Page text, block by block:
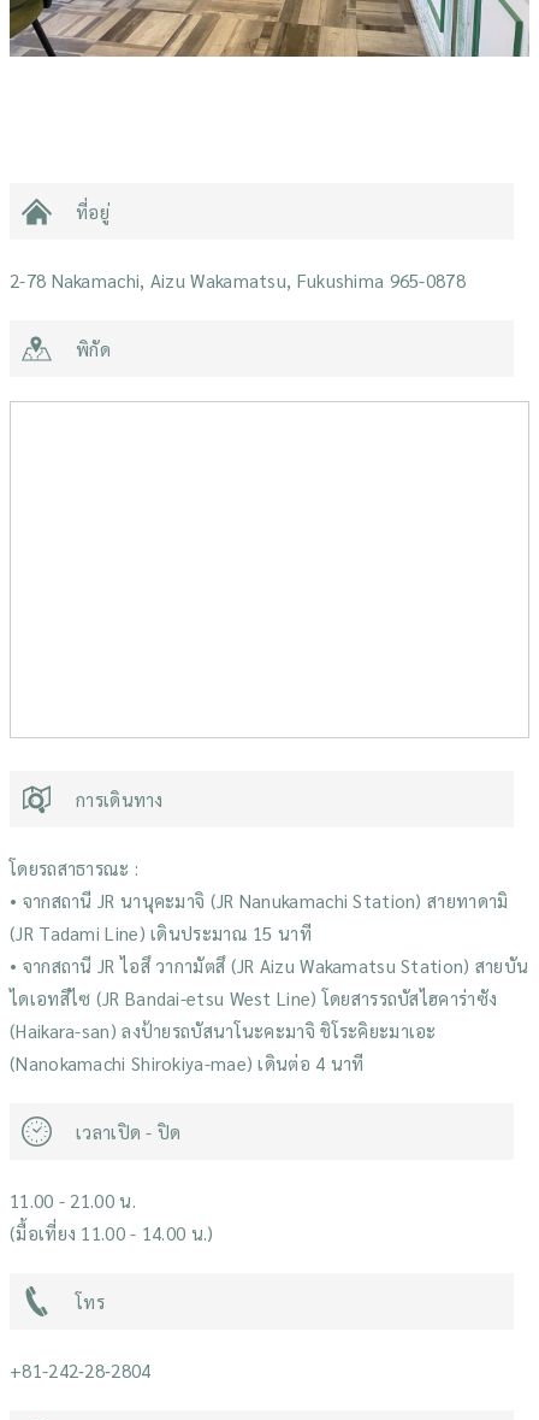
ที่อยู่
2-78 Nakamachi, Aizu Wakamatsu, Fukushima 965-0878
พิกัด
การเดินทาง
โดยรถสาธารณะ :
• จากสถานี JR นานุคะมาจิ (JR Nanukamachi Station) สายทาดามิ
(JR Tadami Line) เดินประมาณ 15 นาที
• จากสถานี JR ไอสึ วากามัตสึ (JR Aizu Wakamatsu Station) สายบัน
ไดเอทสึไซ (JR Bandai-etsu West Line) โดยสารรถบัสไฮคาร่าซัง
(Haikara-san) ลงป้ายรถบัสนาโนะคะมาจิ ชิโระคิยะมาเอะ
(Nanokamachi Shirokiya-mae) เดินต่อ 4 นาที
เวลาเปิด - ปิด
11.00 - 21.00 น.
(มื้อเที่ยง 11.00 - 14.00 น.)
โทร
+81-242‐28‐2804